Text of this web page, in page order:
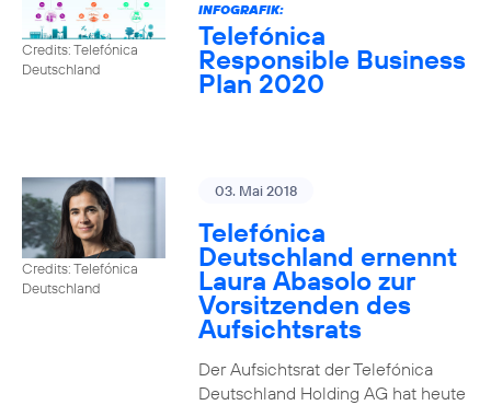
Credits: Telefónica
Deutschland
INFOGRAFIK:
Telefónica
Responsible Business
Plan 2020
Credits: Telefónica
Deutschland
03. Mai 2018
Telefónica
Deutschland ernennt
Laura Abasolo zur
Vorsitzenden des
Aufsichtsrats
Der Aufsichtsrat der Telefónica
Deutschland Holding AG hat heute